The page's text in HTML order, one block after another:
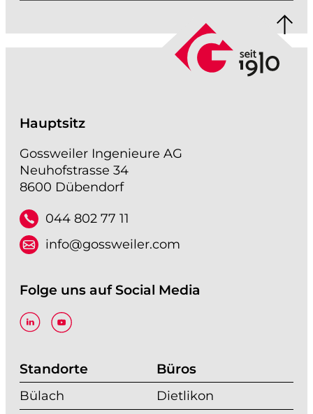
Hauptsitz
Gossweiler Ingenieure AG
Neuhofstrasse 34
8600 Dübendorf
044 802 77 11
info@gossweiler.com
Folge uns auf Social Media
Standorte
Bülach
Büros
Dietlikon